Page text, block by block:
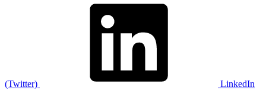
(Twitter) LinkedIn